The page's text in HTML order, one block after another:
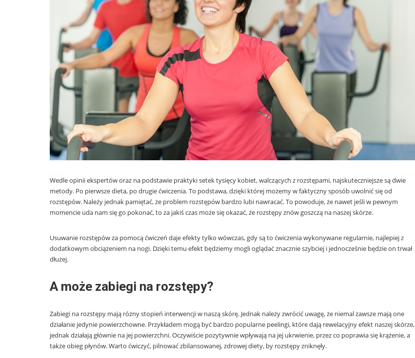
Wedle opinii ekspertów oraz na podstawie praktyki setek tysięcy kobiet, walczących z rozstępami, najskuteczniejsze są dwie
metody. Po pierwsze dieta, po drugie ćwiczenia. To podstawa, dzięki której możemy w faktyczny sposób uwolnić się od
rozstępów. Należy jednak pamiętać, że problem rozstępów bardzo lubi nawracać. To powoduje, że nawet jeśli w pewnym
momencie uda nam się go pokonać, to za jakiś czas może się okazać, że rozstępy znów goszczą na naszej skórze.
Usuwanie rozstępów za pomocą ćwiczeń daje efekty tylko wówczas, gdy są to ćwiczenia wykonywane regularnie, najlepiej z
dodatkowym obciążeniem na nogi. Dzięki temu efekt będziemy mogli oglądać znacznie szybciej i jednocześnie będzie on trwał
dłużej.
A może zabiegi na rozstępy?
Zabiegi na rozstępy mają różny stopień interwencji w naszą skórę. Jednak należy zwrócić uwagę, że niemal zawsze mają one
działanie jedynie powierzchowne. Przykładem mogą być bardzo popularne peelingi, które dają rewelacyjny efekt naszej skórze,
jednak działają głównie na jej powierzchni. Oczywiście pozytywnie wpływają na jej ukrwienie, przez co poprawia się krążenie, a
także obieg płynów. Warto ćwiczyć, pilnować zbilansowanej, zdrowej diety, by rozstępy zniknęły.